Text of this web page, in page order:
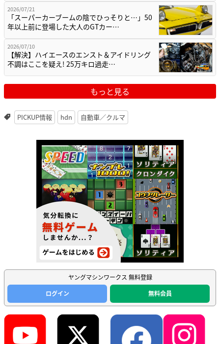
2026/07/21
「スーパーカーブームの陰でひっそりと…」50
年以上前に登場した大人のGTカー…
2026/07/10
【解決】ハイエースのエンスト＆アイドリング
不調はここを疑え! 25万キロ過走…
もっと見る
PICKUP情報 hdn 自動車／クルマ
ヤングマシンワークス 無料登録
ログイン
無料会員